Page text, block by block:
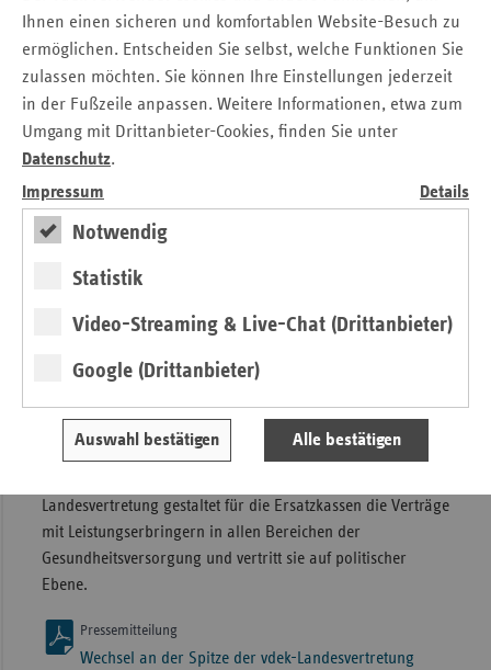
Ihnen einen sicheren und komfortablen Website-Besuch zu
ermöglichen. Entscheiden Sie selbst, welche Funktionen Sie
zulassen möchten. Sie können Ihre Einstellungen jederzeit
in der Fußzeile anpassen. Weitere Informationen, etwa zum
Umgang mit Drittanbieter-Cookies, finden Sie unter
Datenschutz.
Impressum
Details
Notwendig
Statistik
Video-Streaming & Live-Chat (Drittanbieter)
Google (Drittanbieter)
Auswahl bestätigen Alle bestätigen
Robert Schöning übernimmt ein Mann aus den Reihen der
Ersatzkassen mit langjähriger Erfahrung in der
Verbandsarbeit und in vielfältigen Bereichen des
Gesundheitswesens die Leitung der Landesvertretung. Ich
bin sicher, dass Robert Schöning neue Akzente setzen wird
und die Arbeit der Landesvertretung Thüringen erfolgreich
fortsetzt.“
„Ich freue mich über die Berufung zum neuen Leiter der
vdek-Landesvertretung Thüringen und die damit
derzeitige Finanzsituation der gesetzlichen
schwierig ist, möchte ich die Gesundheitsversorgung im
Freistaat aktiv und verantwortungsvoll im Sinne unserer
Versicherten mitgestalten.“ kommentiert Robert Schöning
seine Berufung.
Die Ersatzkassen versichern in Thüringen mehr als eine
Landesvertretung gestaltet für die Ersatzkassen die Verträge
mit Leistungserbringern in allen Bereichen der
Gesundheitsversorgung und vertritt sie auf politischer
Ebene.
Pressemitteilung
Wechsel an der Spitze der vdek-Landesvertretung